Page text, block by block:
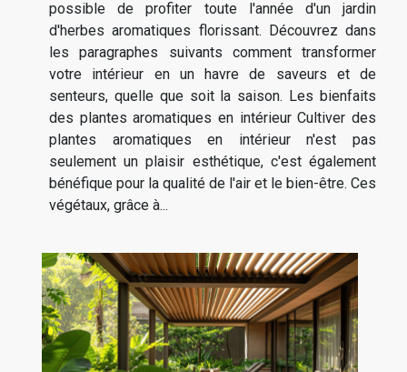
possible de profiter toute l'année d'un jardin
d'herbes aromatiques florissant. Découvrez dans
les paragraphes suivants comment transformer
votre intérieur en un havre de saveurs et de
senteurs, quelle que soit la saison. Les bienfaits
des plantes aromatiques en intérieur Cultiver des
plantes aromatiques en intérieur n'est pas
seulement un plaisir esthétique, c'est également
bénéfique pour la qualité de l'air et le bien-être. Ces
végétaux, grâce à...